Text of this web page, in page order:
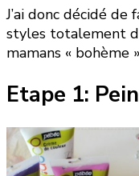
J’ai donc décidé
styles totalement
mamans « bohème
Etape 1: